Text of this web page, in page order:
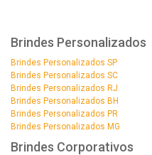
Brindes Personalizados
Brindes Personalizados SP
Brindes Personalizados SC
Brindes Personalizados RJ
Brindes Personalizados BH
Brindes Personalizados PR
Brindes Personalizados MG
Brindes Corporativos